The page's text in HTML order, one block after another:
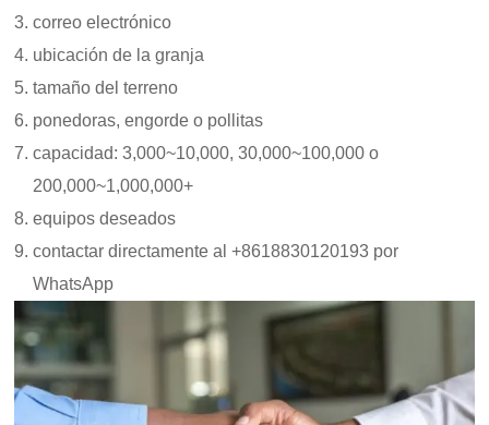
correo electrónico
ubicación de la granja
tamaño del terreno
ponedoras, engorde o pollitas
capacidad: 3,000~10,000, 30,000~100,000 o
200,000~1,000,000+
equipos deseados
contactar directamente al +8618830120193 por
WhatsApp